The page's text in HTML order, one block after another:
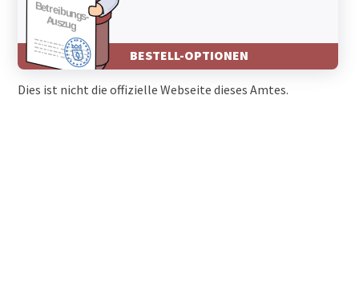
BESTELL-OPTIONEN
Dies ist nicht die offizielle Webseite dieses Amtes.